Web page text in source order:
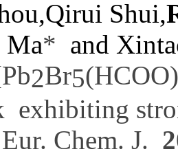
Shui,
Ma* and
2Br5(HCOO)
exhibiting s
Eur. Chem. J.